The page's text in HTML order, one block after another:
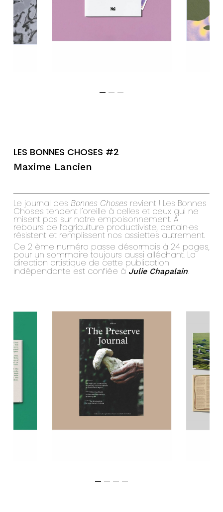
LES BONNES CHOSES #2
Maxime Lancien
Le journal des Bonnes Choses revient ! Les Bonnes
Choses tendent l’oreille à celles et ceux qui ne
misent pas sur notre empoisonnement. À
rebours de l’agriculture productiviste, certain·es
résistent et remplissent nos assiettes autrement.
Ce 2 ème numéro passe désormais à 24 pages,
pour un sommaire toujours aussi alléchant. La
direction artistique de cette publication
indépendante est confiée à Julie Chapalain.